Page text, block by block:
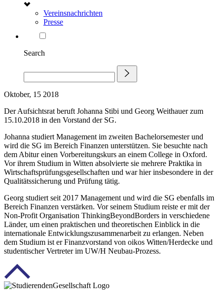
Vereinsnachrichten
Presse
Search
Oktober, 15 2018
Der Aufsichtsrat beruft Johanna Stibi und Georg Weithauer zum
15.10.2018 in den Vorstand der SG.
Johanna studiert Management im zweiten Bachelorsemester und
wird die SG im Bereich Finanzen unterstützen. Sie besuchte nach
dem Abitur einen Vorbereitungskurs an einem College in Oxford.
Vor ihrem Studium in Witten absolvierte sie mehrere Praktika in
Wirtschaftsprüfungsgesellschaften und war hier insbesondere in der
Qualitätssicherung und Prüfung tätig.
Georg studiert seit 2017 Management und wird die SG ebenfalls im
Bereich Finanzen verstärken. Vor seinem Studium reiste er mit der
Non-Profit Organisation ThinkingBeyondBorders in verschiedene
Länder, um einen praktischen und theoretischen Einblick in die
internationale Entwicklungszusammenarbeit zu erlangen. Neben
dem Studium ist er Finanzvorstand von oikos Witten/Herdecke und
studentischer Vertreter im UW/H Neubau-Prozess.